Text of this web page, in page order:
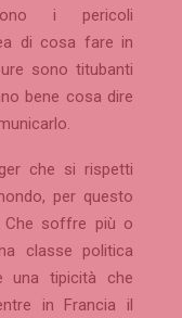
i pericoli
di cosa fare in
sono titubanti
bene cosa dire
che si rispetti
per questo
Che soffre più o
classe politica
una tipicità che
in Francia il